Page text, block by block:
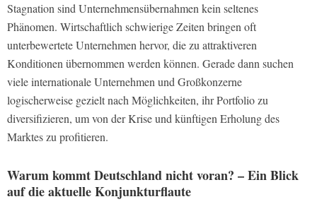
Stagnation sind Unternehmensübernahmen kein seltenes
Phänomen. Wirtschaftlich schwierige Zeiten bringen oft
unterbewertete Unternehmen hervor, die zu attraktiveren
Konditionen übernommen werden können. Gerade dann suchen
viele internationale Unternehmen und Großkonzerne
logischerweise gezielt nach Möglichkeiten, ihr Portfolio zu
diversifizieren, um von der Krise und künftigen Erholung des
Marktes zu profitieren.
Warum kommt Deutschland nicht voran? – Ein Blick
auf die aktuelle Konjunkturflaute